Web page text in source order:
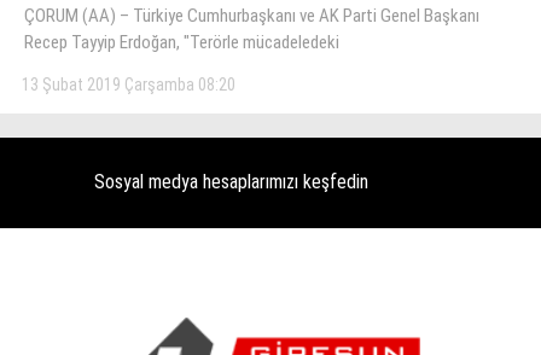
ÇORUM (AA) – Türkiye Cumhurbaşkanı ve AK Parti Genel Başkanı
Recep Tayyip Erdoğan, "Terörle mücadeledeki
13 Şubat 2019 Çarşamba 08:20
Sosyal medya hesaplarımızı keşfedin